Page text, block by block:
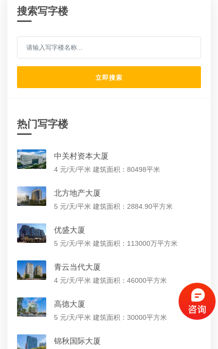
搜索写字楼
立即搜索
热门写字楼
中关村资本大厦
4 元/天/平米 建筑面积：80498平米
北方地产大厦
5 元/天/平米 建筑面积：2884.90平方米
优盛大厦
5 元/天/平米 建筑面积：113000万平方米
青云当代大厦
4 元/天/平米 建筑面积：46000平方米
高德大厦
5 元/天/平米 建筑面积：30000平方米
锦秋国际大厦